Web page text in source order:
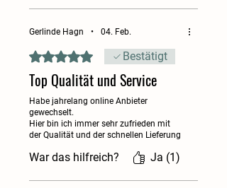
klassische Proteinquellen. Das
reduziert den ökologischen
Kompromisse bei der Qualität.
Für welche Tiere geeignet?
Vögel:Hühner, Wachteln,
Wildvögel (z. B. Meisen,
Rotkehlchen)
Reptilien:Geckos, Bartagamen,
Gerlinde Hagn • 04. Feb.
Mit 5 von 5 Sternen bewertet.
Bestätigt
Top Qualität und Service
Habe jahrelang online Anbieter
gewechselt.
Hier bin ich immer sehr zufrieden mit
der Qualität und der schnellen Lieferung
War das hilfreich? Ja (1)